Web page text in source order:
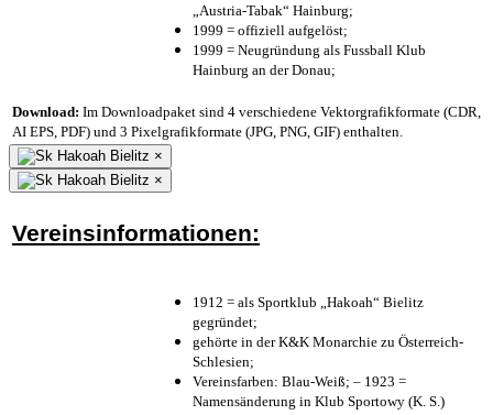
„Austria-Tabak“ Hainburg;
1999 = offiziell aufgelöst;
1999 = Neugründung als Fussball Klub
Hainburg an der Donau;
Download: Im Downloadpaket sind 4 verschiedene Vektorgrafikformate (CDR,
AI EPS, PDF) und 3 Pixelgrafikformate (JPG, PNG, GIF) enthalten.
×
×
Vereinsinformationen:
1912 = als Sportklub „Hakoah“ Bielitz
gegründet;
gehörte in der K&K Monarchie zu Österreich-
Schlesien;
Vereinsfarben: Blau-Weiß; – 1923 =
Namensänderung in Klub Sportowy (K. S.)